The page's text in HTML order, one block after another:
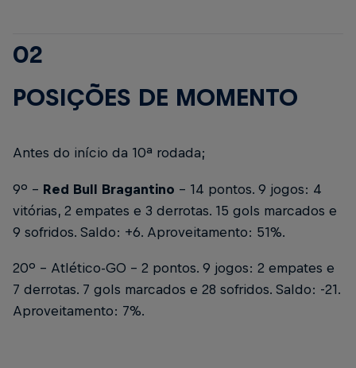
02
POSIÇÕES DE MOMENTO
Antes do início da 10ª rodada;
9º - Red Bull Bragantino - 14 pontos. 9 jogos: 4
vitórias, 2 empates e 3 derrotas. 15 gols marcados e
9 sofridos. Saldo: +6. Aproveitamento: 51%.
20º - Atlético-GO - 2 pontos. 9 jogos: 2 empates e
7 derrotas. 7 gols marcados e 28 sofridos. Saldo: -21.
Aproveitamento: 7%.